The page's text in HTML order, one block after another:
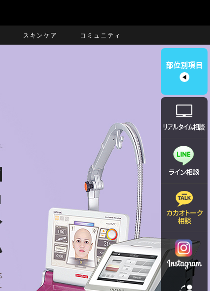
部位別項目
◀
スキンケア コミュニティ